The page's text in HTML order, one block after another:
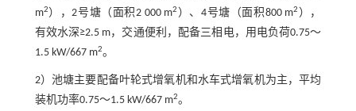
m2），2号塘（面积2 000 m2 ）、4号塘（面积800 m2 ），
有效水深≥2.5 m，交通便利，配备三相电，用电负荷0.75～
1.5 kW/667 m2。
2）池塘主要配备叶轮式增氧机和水车式增氧机为主，平均
装机功率0.75～1.5 kW/667 m2。